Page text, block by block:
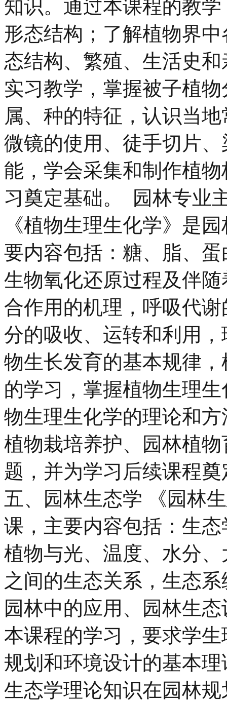
知识。通过本课程的教
形态结构；了解植物界
态结构、繁殖、生活史
实习教学，掌握被子植
属、种的特征，认识当
微镜的使用、徒手切片
能，学会采集和制作植
习奠定基础。 园林专业
《植物生理生化学》是
要内容包括：糖、脂、
生物氧化还原过程及伴
合作用的机理，呼吸代
分的吸收、运转和利用
物生长发育的基本规律
的学习，掌握植物生理
物生理生化学的理论和
植物栽培养护、园林植
题，并为学习后续课程
五、园林生态学 《园林
课，主要内容包括：生
植物与光、温度、水分
之间的生态关系，生态
园林中的应用、园林生
本课程的学习，要求学
规划和环境设计的基本
生态学理论知识在园林